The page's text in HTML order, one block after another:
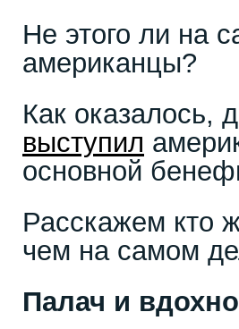
Не этого ли на
американцы?
Как оказалось,
выступил
основной
Расскажем кто
чем на самом
Палач и